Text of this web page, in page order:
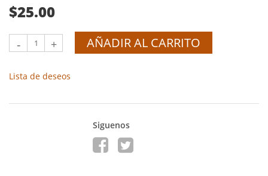
$25.00
- + AÑADIR AL CARRITO
Lista de deseos
Siguenos